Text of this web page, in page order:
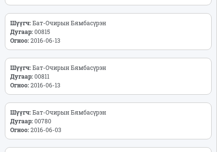
Шүүгч:Бат-Очирын Бямбасүрэн
Дугаар:00815
Огноо:2016-06-13
Шүүгч:Бат-Очирын Бямбасүрэн
Дугаар:00811
Огноо:2016-06-13
Шүүгч:Бат-Очирын Бямбасүрэн
Дугаар:00780
Огноо:2016-06-03